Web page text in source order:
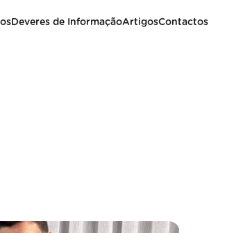
Deveres de InformaçãoArtigosContactos